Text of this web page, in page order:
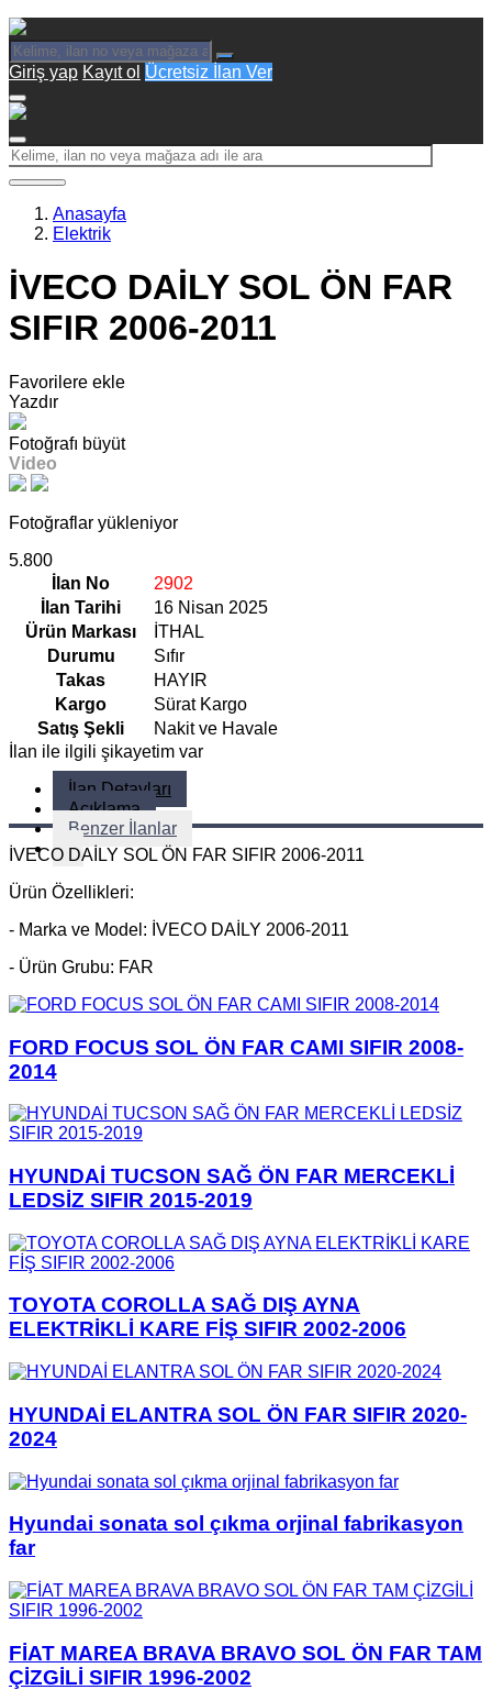
Giriş yap Kayıt ol Ücretsiz İlan Ver
Anasayfa
Elektrik
İVECO DAİLY SOL ÖN FAR
SIFIR 2006-2011
Favorilere ekle
Yazdır
Fotoğrafı büyüt
Video
Fotoğraflar yükleniyor
5.800
İlan No
2902
İlan Tarihi
16 Nisan 2025
Ürün Markası
İTHAL
Durumu
Sıfır
Takas
HAYIR
Kargo
Sürat Kargo
Satış Şekli
Nakit ve Havale
İlan ile ilgili şikayetim var
İlan Detayları
Açıklama
Benzer İlanlar
İVECO DAİLY SOL ÖN FAR SIFIR 2006-2011
Ürün Özellikleri:
- Marka ve Model: İVECO DAİLY 2006-2011
- Ürün Grubu: FAR
FORD FOCUS SOL ÖN FAR CAMI SIFIR 2008-
2014
HYUNDAİ TUCSON SAĞ ÖN FAR MERCEKLİ
LEDSİZ SIFIR 2015-2019
TOYOTA COROLLA SAĞ DIŞ AYNA
ELEKTRİKLİ KARE FİŞ SIFIR 2002-2006
HYUNDAİ ELANTRA SOL ÖN FAR SIFIR 2020-
2024
Hyundai sonata sol çıkma orjinal fabrikasyon
far
FİAT MAREA BRAVA BRAVO SOL ÖN FAR TAM
ÇİZGİLİ SIFIR 1996-2002